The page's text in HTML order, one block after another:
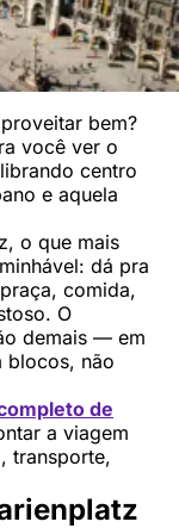
bem?
você ver o
centro
e aquela
o que mais
dá pra
comida,
O
demais — em
blocos, não
de
a viagem
transporte,